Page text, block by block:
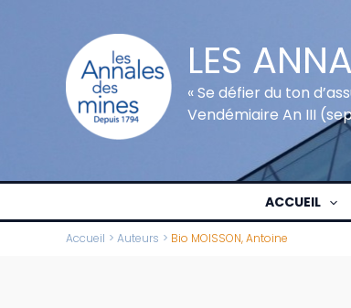
LES
« Se défier du ton
Vendémiaire An III
ACCUEIL
Accueil Auteurs Bio MOISSON, Antoine